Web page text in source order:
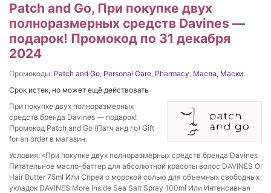
Patch and Go, При покупке двух
полноразмерных средств Davines —
подарок! Промокод по 31 декабря
2024
Промокоды: Patch and Go, Personal Care, Pharmacy, Масла, Маски
Срок истек, но может ещё действовать
При покупке двух полноразмерных
средств бренда Davines — подарок!
Промокод Patch and Go (Патч анд го) Gift
for an order в магазин.
Условия: «При покупке двух полноразмерных средств бренда Davines
Питательное масло-баттер для абсолютной красоты волос DAVINES OI
Hair Butter 75ml Или Спрей с морской солью для объемных свободных
укладок DAVINES More Inside Sea Salt Spray 100ml Или Интенсивная